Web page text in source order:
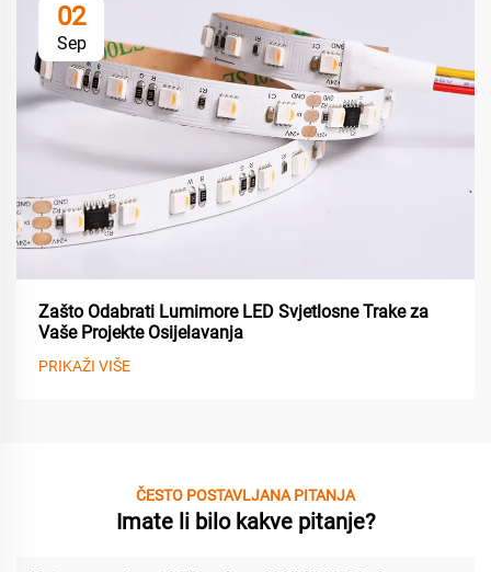
02
Sep
Zašto Odabrati Lumimore LED Svjetlosne Trake za
Vaše Projekte Osijelavanja
PRIKAŽI VIŠE
ČESTO POSTAVLJANA PITANJA
Imate li bilo kakve pitanje?